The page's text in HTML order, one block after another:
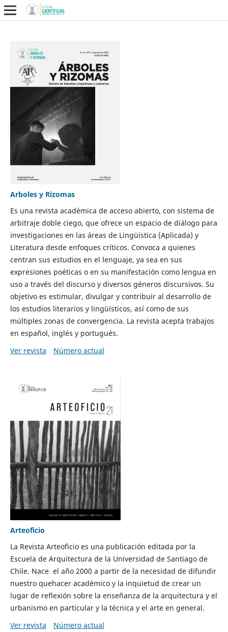
Arboles y Rizomas
Es una revista académica de acceso abierto, con sistema de
arbitraje doble ciego, que ofrece un espacio de diálogo para
investigaciones en las áreas de Lingüística (Aplicada) y
Literatura desde enfoques críticos. Convoca a quienes
centran sus estudios en el lenguaje, ya sea en sus
expresiones poéticas o en su manifestación como lengua en
uso a través del discurso y diversos géneros discursivos. Su
objetivo es estimular, divulgar y contribuir al desarrollo de
los estudios literarios y lingüísticos, así como de sus
múltiples zonas de convergencia. La revista acepta trabajos
en español, inglés y portugués.
Ver revista
Número actual
Arteoficio
La Revista Arteoficio es una publicación editada por la
Escuela de Arquitectura de la Universidad de Santiago de
Chile. Nace el año 2000 a partir de la necesidad de difundir
nuestro quehacer académico y la inquietud de crear un
lugar de reflexión sobre la enseñanza de la arquitectura y el
urbanismo en particular y la técnica y el arte en general.
Ver revista
Número actual